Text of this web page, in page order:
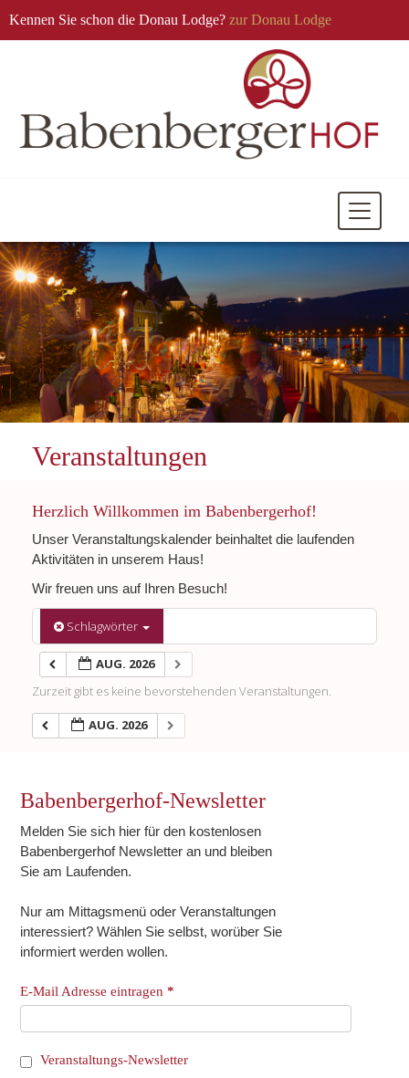
Kennen Sie schon die Donau Lodge? zur Donau Lodge
Mobile
Veranstaltungen
Herzlich Willkommen im Babenbergerhof!
Unser Veranstaltungskalender beinhaltet die laufenden
Aktivitäten in unserem Haus!
Wir freuen uns auf Ihren Besuch!
Schlagwörter
AUG. 2026
Zurzeit gibt es keine bevorstehenden Veranstaltungen.
AUG. 2026
Babenbergerhof-Newsletter
Melden Sie sich hier für den kostenlosen
Babenbergerhof Newsletter an und bleiben
Sie am Laufenden.
Nur am Mittagsmenü oder Veranstaltungen
interessiert? Wählen Sie selbst, worüber Sie
informiert werden wollen.
E-Mail Adresse eintragen*
Veranstaltungs-Newsletter